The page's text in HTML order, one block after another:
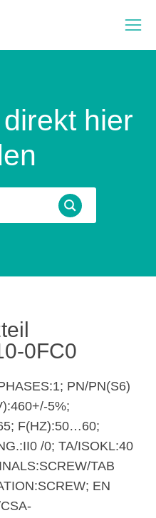
hier
0FC0
PN/PN(S6)
5%;
F(HZ):50…60;
/0; TA/ISOKL:40
TAB
EN